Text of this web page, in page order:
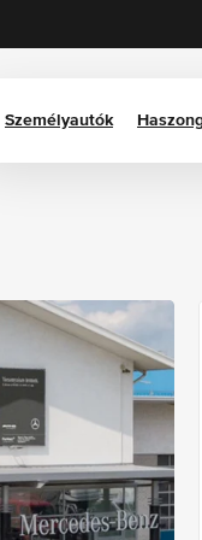
Személyautók